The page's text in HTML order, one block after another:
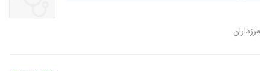
مرزداران